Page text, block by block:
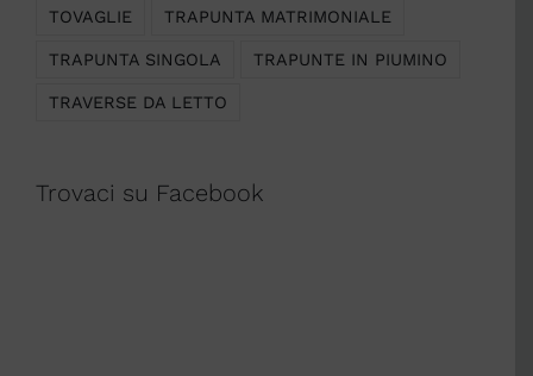
TOVAGLIE TRAPUNTA MATRIMONIALE
TRAPUNTA SINGOLA TRAPUNTE IN PIUMINO
TRAVERSE DA LETTO
Trovaci su Facebook